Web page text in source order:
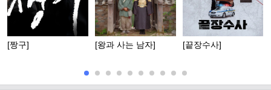
[짱구] [왕과 사는 남자] [끝장수사]